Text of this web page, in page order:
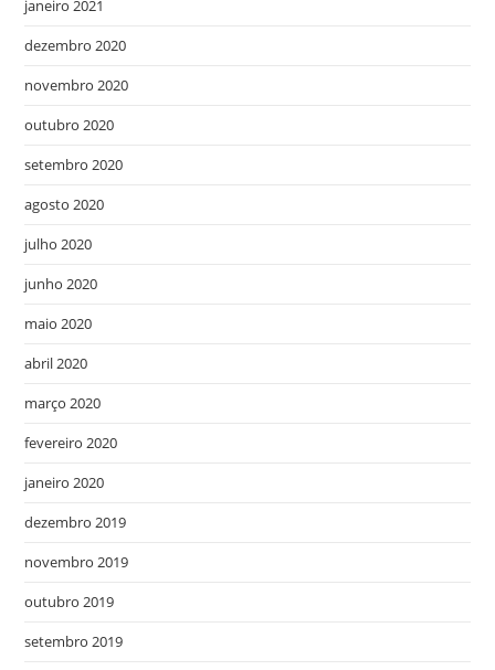
janeiro 2021
dezembro 2020
novembro 2020
outubro 2020
setembro 2020
agosto 2020
julho 2020
junho 2020
maio 2020
abril 2020
março 2020
fevereiro 2020
janeiro 2020
dezembro 2019
novembro 2019
outubro 2019
setembro 2019